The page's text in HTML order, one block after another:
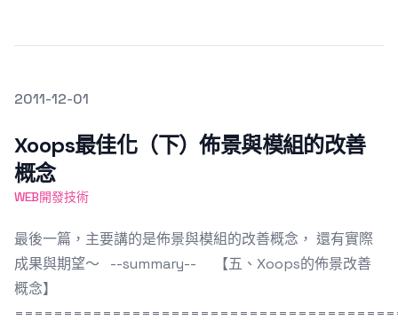
發文於
2011-12-01
Xoops最佳化（下）佈景與模組的改善
概念
WEB開發技術
最後一篇，主要講的是佈景與模組的改善概念， 還有實際
成果與期望～ --summary-- 【五、Xoops的佈景改善
概念】